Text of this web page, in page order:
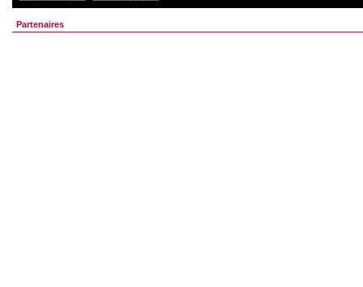
Partenaires